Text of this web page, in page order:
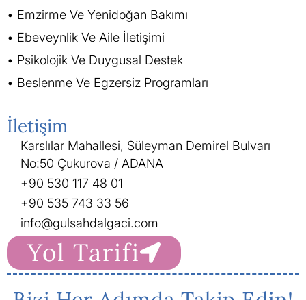
Emzirme Ve Yenidoğan Bakımı
Ebeveynlik Ve Aile İletişimi
Psikolojik Ve Duygusal Destek
Beslenme Ve Egzersiz Programları
İletişim
Karslılar Mahallesi, Süleyman Demirel Bulvarı
No:50 Çukurova / ADANA
+90 530 117 48 01
+90 535 743 33 56
info@gulsahdalgaci.com
Yol Tarifi